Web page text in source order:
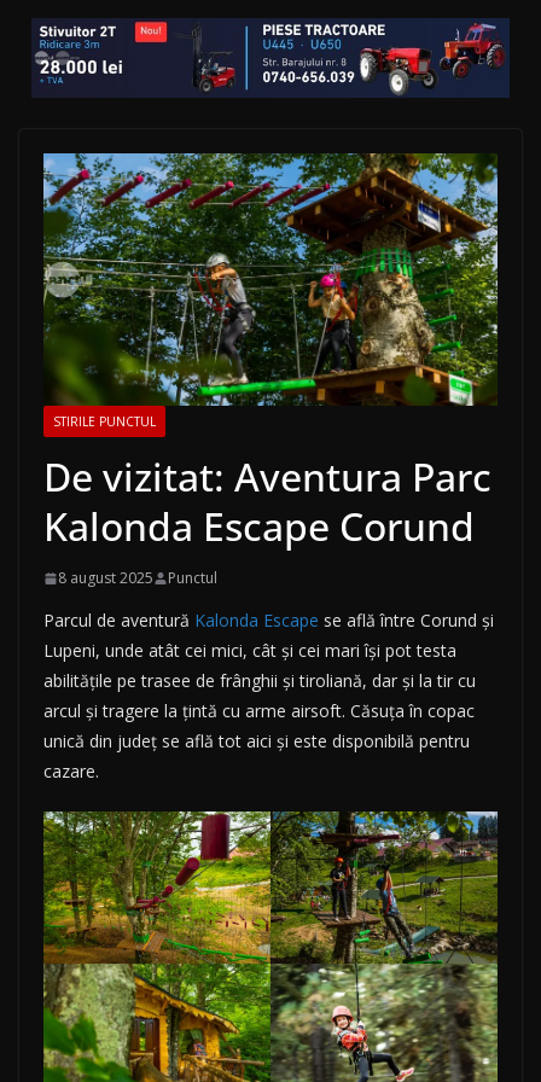
STIRILE PUNCTUL
De vizitat: Aventura Parc
Kalonda Escape Corund
8 august 2025 Punctul
Parcul de aventură Kalonda Escape se află între Corund și
Lupeni, unde atât cei mici, cât și cei mari își pot testa
abilitățile pe trasee de frânghii și tiroliană, dar și la tir cu
arcul și tragere la țintă cu arme airsoft. Căsuța în copac
unică din județ se află tot aici și este disponibilă pentru
cazare.